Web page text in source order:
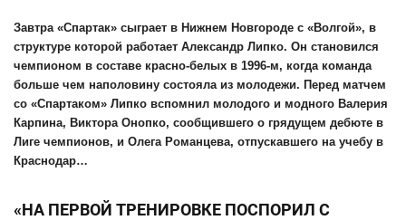
Завтра «Спартак» сыграет в Нижнем Новгороде с «Волгой», в
структуре которой работает Александр Липко. Он становился
чемпионом в составе красно-белых в 1996-м, когда команда
больше чем наполовину состояла из молодежи. Перед матчем
со «Спартаком» Липко вспомнил молодого и модного Валерия
Карпина, Виктора Онопко, сообщившего о грядущем дебюте в
Лиге чемпионов, и Олега Романцева, отпускавшего на учебу в
Краснодар…
«НА ПЕРВОЙ ТРЕНИРОВКЕ ПОСПОРИЛ С